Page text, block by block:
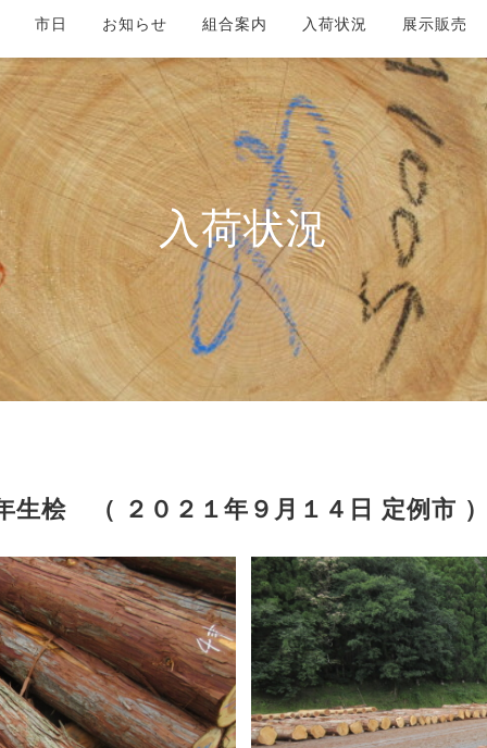
市日 お知らせ 組合案内 入荷状況 展示販売
入荷状況
生桧 （ ２０２１年９月１４日 定例市